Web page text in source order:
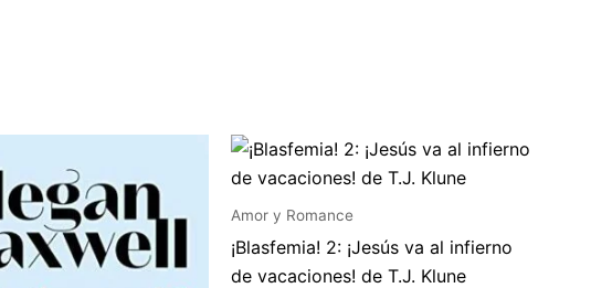
Amor y Romance
¡Blasfemia! 2: ¡Jesús va al infierno
de vacaciones! de T.J. Klune